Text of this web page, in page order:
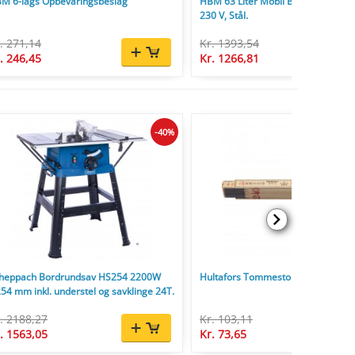
271,14
246,45
230 V, Stål.
Kr. 1393,54
Kr. 1266,81
Bordrundsav HS254 2200W
mm inkl. understel og savklinge 24T.
2188,27
1563,05
-40%
Hultafors Tommestok 59 2,4 m -
Kr. 103,11
Kr. 73,65